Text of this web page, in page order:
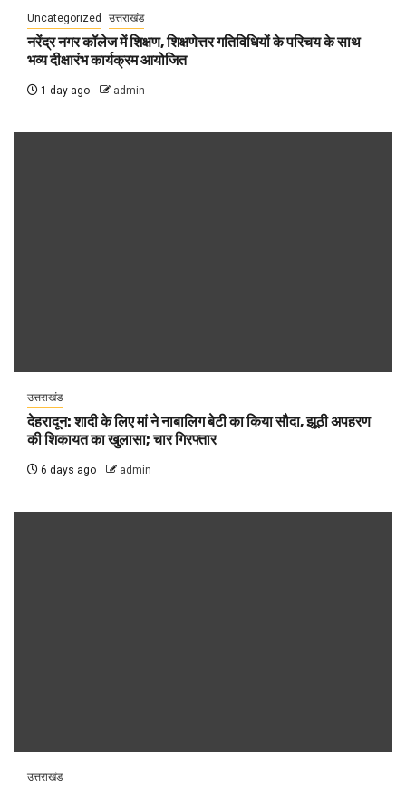
Uncategorized उत्तराखंड
नरेंद्र नगर कॉलेज में शिक्षण, शिक्षणेत्तर गतिविधियों के परिचय के साथ
भव्य दीक्षारंभ कार्यक्रम आयोजित
1 day ago admin
उत्तराखंड
देहरादून: शादी के लिए मां ने नाबालिग बेटी का किया सौदा, झूठी अपहरण
की शिकायत का खुलासा; चार गिरफ्तार
6 days ago admin
उत्तराखंड